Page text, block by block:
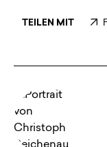
TEILEN MIT